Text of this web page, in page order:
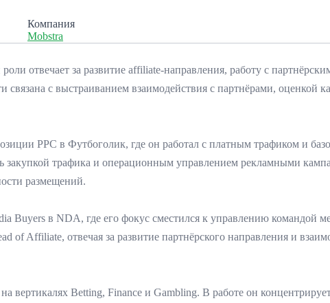
Компания
Mobstra
отвечает за развитие affiliate-направления, работу с
с выстраиванием взаимодействия с партнёрами, оценкой
PPC в Футбоголик, где он работал с платным трафиком и
трафика и операционным управлением рекламными
размещений.
Buyers в NDA, где его фокус сместился к управлению командой
of Affiliate, отвечая за развитие партнёрского направления и
вертикалях Betting, Finance и Gambling. В работе он